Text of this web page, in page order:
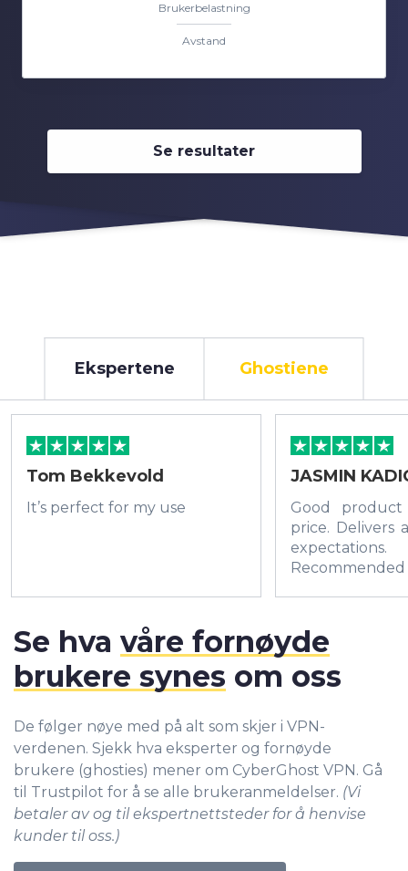
Brukerbelastning
Avstand
Se resultater
Se hva våre fornøyde
brukere synes om oss
De følger nøye med på alt som skjer i VPN-
verdenen. Sjekk hva eksperter og fornøyde
brukere (ghosties) mener om CyberGhost VPN. Gå
til Trustpilot for å se alle brukeranmeldelser. (Vi
betaler av og til ekspertnettsteder for å henvise
kunder til oss.)
Ekspertene Ghostiene
Tom Bekkevold
It’s perfect for my use
JASMIN
Good
price. Delivers
expectations.
Recommended